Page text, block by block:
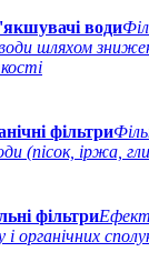
води
шляхом
фільтри
(пісок, іржа,
фільтри
і органічних